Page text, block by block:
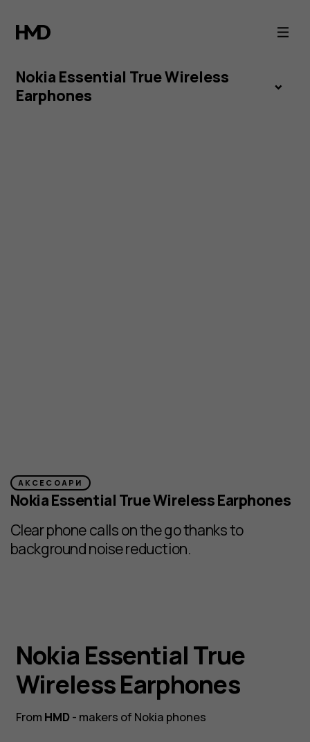
Nokia
Essential
True
Nokia Essential True Wireless
Earphones
АКСЕСОАРИ
Nokia Essential True Wireless Earphones
Clear phone calls on the go thanks to
background noise reduction.
Nokia Essential True
Wireless Earphones
From HMD- makers of Nokia phones